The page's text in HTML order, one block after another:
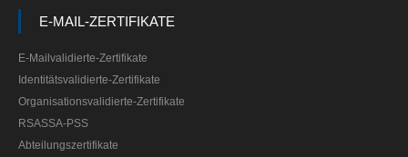
E-MAIL-ZERTIFIKATE
E-Mailvalidierte-Zertifikate
Identitätsvalidierte-Zertifikate
Organisationsvalidierte-Zertifikate
RSASSA-PSS
Abteilungszertifikate